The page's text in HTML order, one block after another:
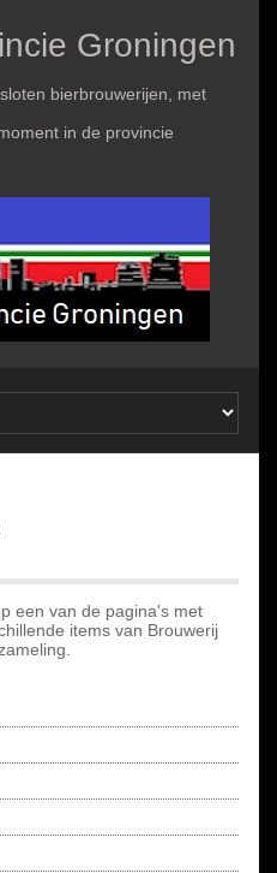
Groningen
bierbrouwerijen, met
in de provincie
een van de pagina's met
items van Brouwerij